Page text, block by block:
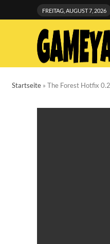
FREITAG, AUGUST 7, 2026
Startseite » The Forest Hotfix